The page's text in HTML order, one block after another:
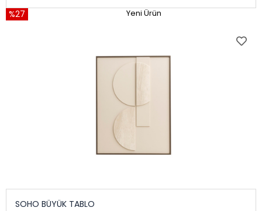
%27 Yeni Ürün
SOHO BÜYÜK TABLO